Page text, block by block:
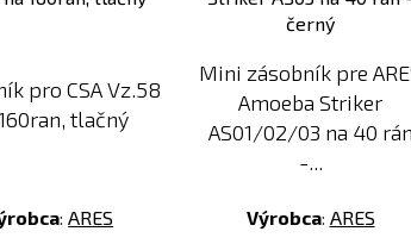
pro CSA Vz.58
tlačný
:ARES
Mini zásobník pre
Amoeba Striker
AS01/02/03 na 40 rán
-...
Výrobca: ARES